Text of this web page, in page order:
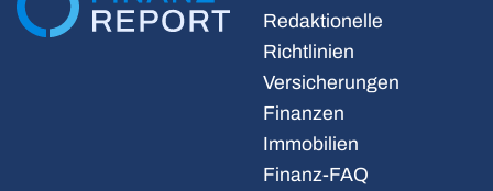
Redaktionelle
Richtlinien
Versicherungen
Finanzen
Immobilien
Finanz-FAQ